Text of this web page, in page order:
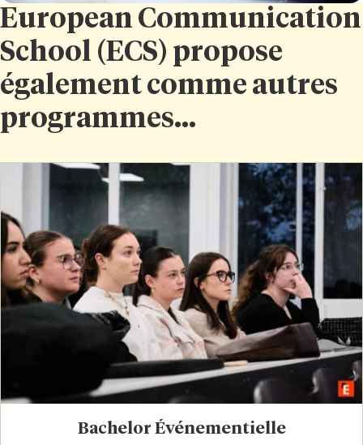
European Communication
School (ECS) propose
également comme autres
programmes...
Bachelor Événementielle